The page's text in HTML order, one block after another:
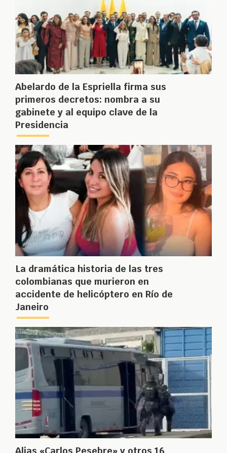
Abelardo de la Espriella firma sus
primeros decretos: nombra a su
gabinete y al equipo clave de la
Presidencia
La dramática historia de las tres
colombianas que murieron en
accidente de helicóptero en Río de
Janeiro